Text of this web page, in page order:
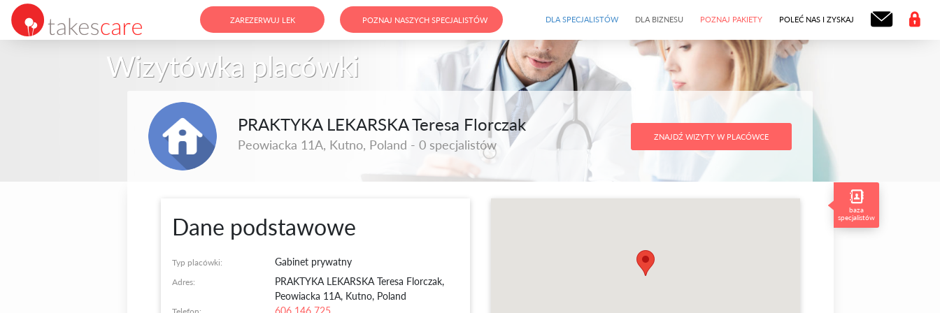
ZAREZERWUJ LEK POZNAJ NASZYCH SPECJALISTÓW DLA SPECJALISTÓW DLA BIZNESU POZNAJ PAKIETY POLEĆ NAS I ZYSKAJ
Wizytówka placówki
PRAKTYKA LEKARSKA Teresa Florczak
Peowiacka 11A, Kutno, Poland - 0 specjalistów ZNAJDŹ WIZYTY W PLACÓWCE
Dane podstawowe
Typ placówki: Gabinet prywatny
Adres: PRAKTYKA LEKARSKA Teresa Florczak,
Peowiacka 11A, Kutno, Poland
baza
specjalistów